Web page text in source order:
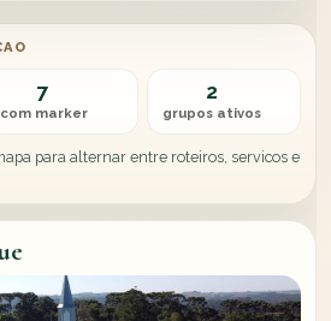
7
com marker
2
grupos ativos
para alternar entre roteiros, servicos e